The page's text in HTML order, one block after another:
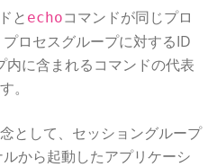
と echoコマンドが同じプロ
ロセスグループに対するID
に含まれるコマンドの代表
。
として、セッショングループ
から起動したアプリケーシ